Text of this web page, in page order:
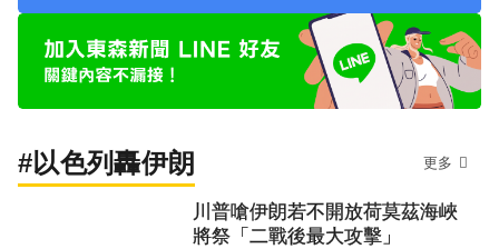
#以色列轟伊朗 更多
川普嗆伊朗若不開放荷莫茲海峽
將祭「二戰後最大攻擊」